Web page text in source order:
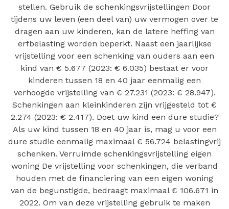
stellen. Gebruik de schenkingsvrijstellingen Door
tijdens uw leven (een deel van) uw vermogen over te
dragen aan uw kinderen, kan de latere heffing van
erfbelasting worden beperkt. Naast een jaarlijkse
vrijstelling voor een schenking van ouders aan een
kind van € 5.677 (2023: € 6.035) bestaat er voor
kinderen tussen 18 en 40 jaar eenmalig een
verhoogde vrijstelling van € 27.231 (2023: € 28.947).
Schenkingen aan kleinkinderen zijn vrijgesteld tot €
2.274 (2023: € 2.417). Doet uw kind een dure studie?
Als uw kind tussen 18 en 40 jaar is, mag u voor een
dure studie eenmalig maximaal € 56.724 belastingvrij
schenken. Verruimde schenkingsvrijstelling eigen
woning De vrijstelling voor schenkingen, die verband
houden met de financiering van een eigen woning
van de begunstigde, bedraagt maximaal € 106.671 in
2022. Om van deze vrijstelling gebruik te maken